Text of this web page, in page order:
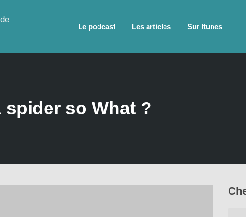
Le podcast Les articles Sur Itunes
spider so What ?